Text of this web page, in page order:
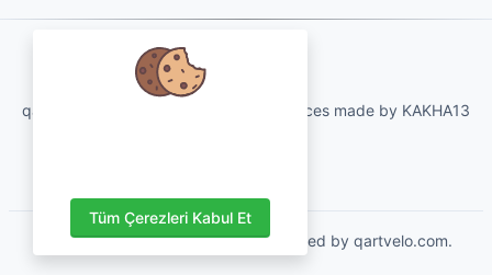
qartvelo.com free online tools and services made by KAKHA13
Copyrights © 2026. All Rights Reserved by qartvelo.com.
Tüm Çerezleri Kabul Et